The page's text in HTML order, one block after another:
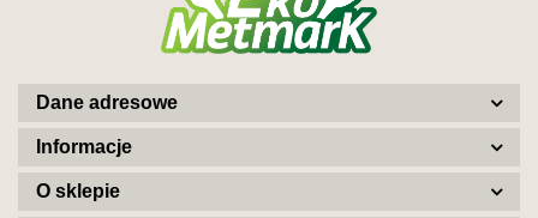
Dane adresowe
Informacje
O sklepie